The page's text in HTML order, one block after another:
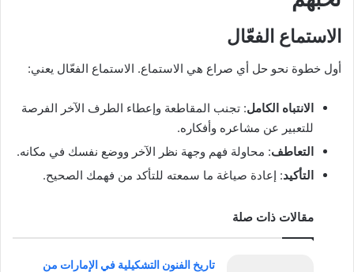
الاستماع الفعّال
أول خطوة نحو حل أي صراع هي الاستماع. الاستماع الفعّال يعني:
الانتباه الكامل: تجنب المقاطعة وإعطاء الطرف الآخر الفرصة
للتعبير عن مشاعره وأفكاره.
التعاطف: محاولة فهم وجهة نظر الآخر ووضع نفسك في مكانه.
التأكيد: إعادة صياغة ما سمعته للتأكد من فهمك الصحيح.
مقالات ذات صلة
تاريخ الفنون التشكيلية في الإمارات من